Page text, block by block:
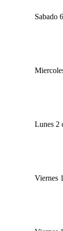
Sabado
Lunes 2
Viernes